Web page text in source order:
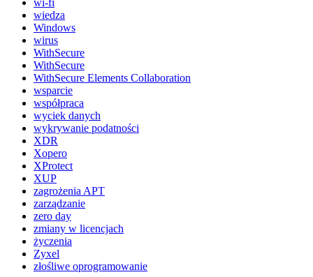
wiedza
Windows
wirus
WithSecure
WithSecure
WithSecure Elements Collaboration
wsparcie
współpraca
wyciek danych
wykrywanie podatności
XDR
Xopero
XProtect
XUP
zagrożenia APT
zarządzanie
zero day
zmiany w licencjach
życzenia
Zyxel
złośliwe oprogramowanie